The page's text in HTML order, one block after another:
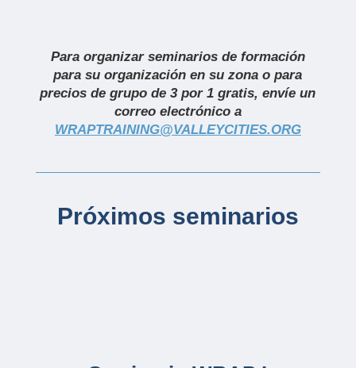
Para organizar seminarios de formación
para su organización en su zona o para
precios de grupo de 3 por 1 gratis, envíe un
correo electrónico a
WRAPTRAINING@VALLEYCITIES.ORG
Próximos seminarios